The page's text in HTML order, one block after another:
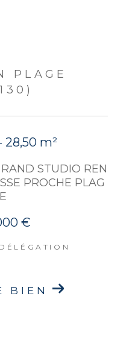
PLAGE
28,50 m²
STUDIO REN
PROCHE PLAG
E
€
BIEN